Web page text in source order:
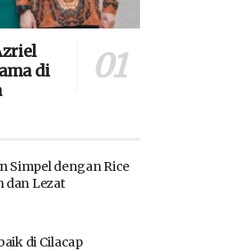
di
Simpel dengan Rice
dan Lezat
di Cilacap